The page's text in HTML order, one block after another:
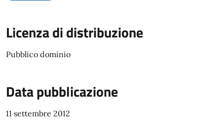
Licenza di distribuzione
Pubblico dominio
Data pubblicazione
11 settembre 2012